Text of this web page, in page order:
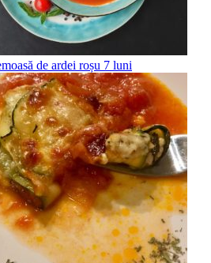
de ardei roșu 7 luni